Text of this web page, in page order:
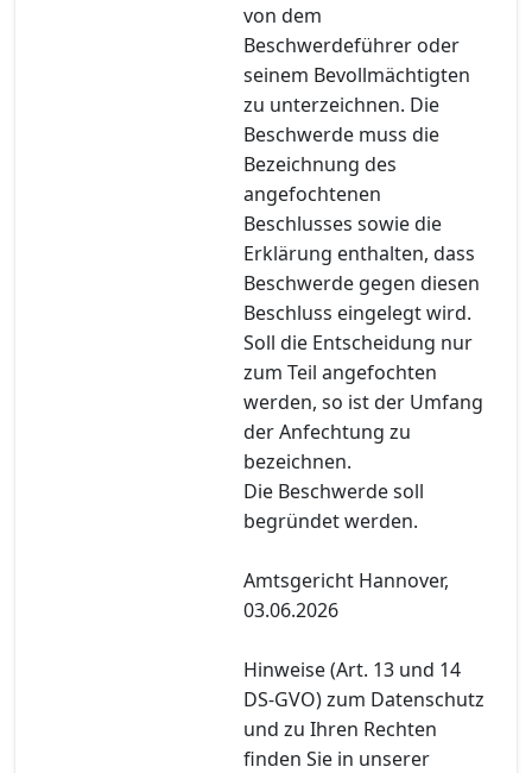
von dem
Beschwerdeführer oder
seinem Bevollmächtigten
zu unterzeichnen. Die
Beschwerde muss die
Bezeichnung des
angefochtenen
Beschlusses sowie die
Erklärung enthalten, dass
Beschwerde gegen diesen
Beschluss eingelegt wird.
Soll die Entscheidung nur
zum Teil angefochten
werden, so ist der Umfang
der Anfechtung zu
bezeichnen.
Die Beschwerde soll
begründet werden.
Amtsgericht Hannover,
03.06.2026
Hinweise (Art. 13 und 14
DS-GVO) zum Datenschutz
und zu Ihren Rechten
finden Sie in unserer